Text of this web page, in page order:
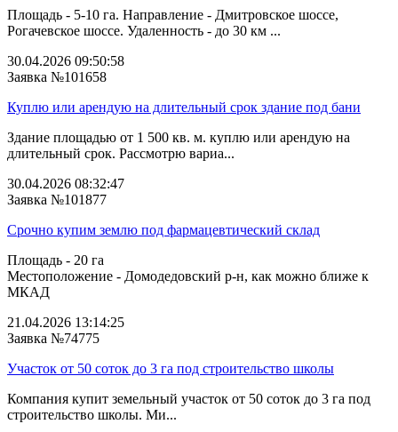
Площадь - 5-10 га. Направление - Дмитровское шоссе,
Рогачевское шоссе. Удаленность - до 30 км ...
30.04.2026 09:50:58
Заявка №101658
Куплю или арендую на длительный срок здание под бани
Здание площадью от 1 500 кв. м. куплю или арендую на
длительный срок. Рассмотрю вариа...
30.04.2026 08:32:47
Заявка №101877
Срочно купим землю под фармацевтический склад
Площадь - 20 га
Местоположение - Домодедовский р-н, как можно ближе к
МКАД
21.04.2026 13:14:25
Заявка №74775
Участок от 50 соток до 3 га под строительство школы
Компания купит земельный участок от 50 соток до 3 га под
строительство школы. Ми...